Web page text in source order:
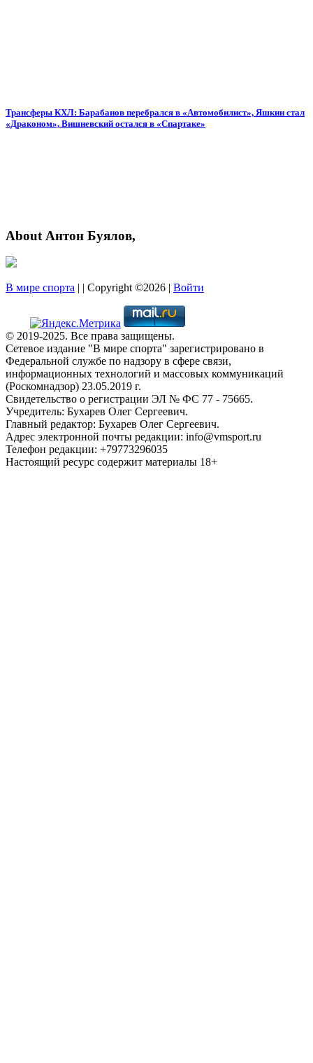
Трансферы КХЛ: Барабанов перебрался в «Автомобилист», Яшкин стал
«Драконом», Вишневский остался в «Спартаке»
About Антон Буялов,
В мире спорта | | Copyright ©2026 | Войти
© 2019-2025. Все права защищены.
Сетевое издание "В мире спорта" зарегистрировано в
Федеральной службе по надзору в сфере связи,
информационных технологий и массовых коммуникаций
(Роскомнадзор) 23.05.2019 г.
Свидетельство о регистрации ЭЛ № ФС 77 - 75665.
Учредитель: Бухарев Олег Сергеевич.
Главный редактор: Бухарев Олег Сергеевич.
Адрес электронной почты редакции: info@vmsport.ru
Телефон редакции: +79773296035
Настоящий ресурс содержит материалы 18+